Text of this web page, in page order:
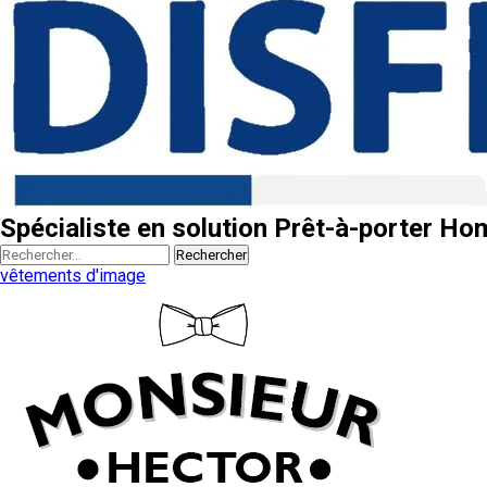
Spécialiste en solution Prêt-à-porter
Rechercher
vêtements d'image